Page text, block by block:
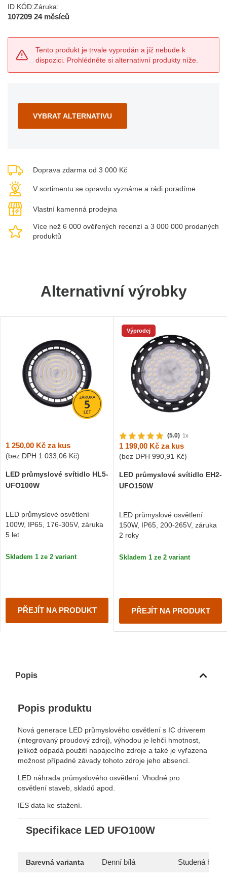
ID KÓD:
107209
Záruka:
24 měsíců
Tento produkt je trvale vyprodán a již nebude k
dispozici. Prohlédněte si alternativní produkty níže.
VYBRAT ALTERNATIVU
Doprava zdarma od 3 000 Kč
V sortimentu se opravdu vyznáme a rádi poradíme
Vlastní kamenná prodejna
Více než 6 000 ověřených recenzí a 3 000 000 prodaných
produktů
Alternativní výrobky
1 250,00 Kč za kus
(bez DPH 1 033,06 Kč)
LED průmyslové svítidlo HL5-
UFO100W
LED průmyslové osvětlení
100W, IP65, 176-305V, záruka
5 let
Skladem 1 ze 2 variant
PŘEJÍT NA PRODUKT
Výprodej
(5.0) 1x
1 199,00 Kč za kus
(bez DPH 990,91 Kč)
LED průmyslové svítidlo EH2-
UFO150W
LED průmyslové osvětlení
150W, IP65, 200-265V, záruka
2 roky
Skladem 1 ze 2 variant
PŘEJÍT NA PRODUKT
Popis
Popis produktu
Nová generace LED průmyslového osvětlení s IC driverem
(integrovaný proudový zdroj), výhodou je lehčí hmotnost,
jelikož odpadá použití napájecího zdroje a také je vyřazena
možnost případné závady tohoto zdroje jeho absencí.
LED náhrada průmyslového osvětlení. Vhodné pro
osvětlení staveb, skladů apod.
IES data ke stažení.
Specifikace LED UFO100W
Barevná varianta Denní bílá Studená bílá